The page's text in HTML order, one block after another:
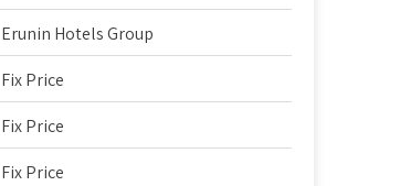
Erunin Hotels Group
Fix Price
Fix Price
Fix Price